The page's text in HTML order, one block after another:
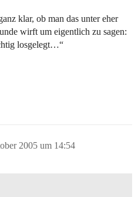
klar, ob man das unter eher
wirft um eigentlich zu sagen:
losgelegt…“
2005 um 14:54